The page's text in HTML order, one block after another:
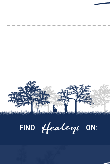
FIND ON: